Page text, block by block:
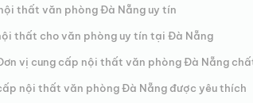
thất văn phòng Đà Nẵng uy tín
thất cho văn phòng uy tín tại Đà Nẵng
vị cung cấp nội thất văn phòng Đà Nẵng
nội thất văn phòng Đà Nẵng được yêu thích